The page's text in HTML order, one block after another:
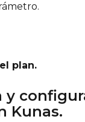
plan.
y
Kunas.